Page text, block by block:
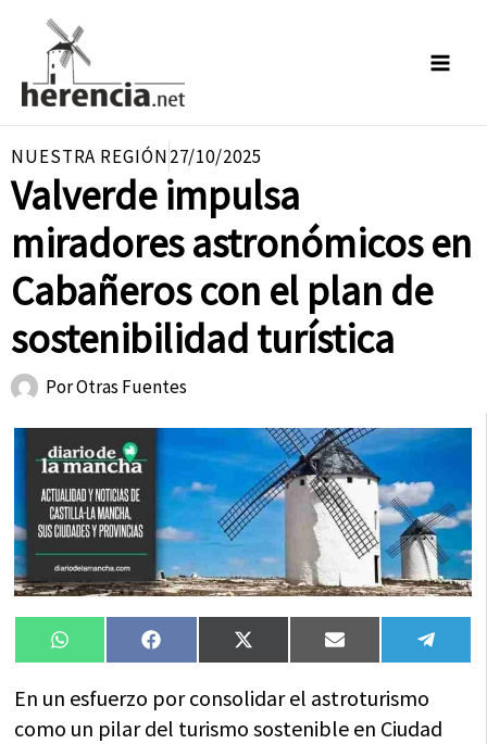
contenido
NUESTRA REGIÓN27/10/2025
Valverde impulsa
miradores astronómicos en
Cabañeros con el plan de
sostenibilidad turística
PorOtras Fuentes
Compartir
en
WhatsAppCompartir
en
FacebookCompartir
en
X
(Twitter)
Compartir
en
Email
en
En un esfuerzo por consolidar el astroturismo
como un pilar del turismo sostenible en Ciudad